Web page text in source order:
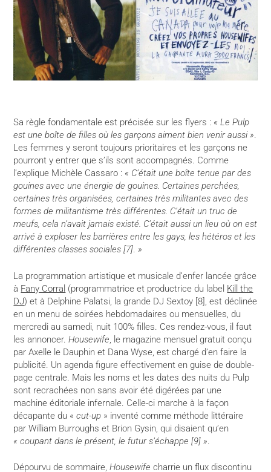
Sa règle fondamentale est précisée sur les flyers : « Le Pulp
est une boîte de filles où les garçons aiment bien venir aussi ».
Les femmes y seront toujours prioritaires et les garçons ne
pourront y entrer que s’ils sont accompagnés. Comme
l’explique Michèle Cassaro : « C’était une boîte tenue par des
gouines avec une énergie de gouines. Certaines perchées,
certaines très organisées, certaines très militantes avec des
formes de militantisme très différentes. C’était un truc de
meufs, cela n’avait jamais existé. C’était aussi un lieu où on est
arrivé à exploser les barrières entre les gays, les hétéros et les
différentes classes sociales [7].»
La programmation artistique et musicale d’enfer lancée grâce
à Fany Corral (programmatrice et productrice du label Kill the
DJ) et à Delphine Palatsi, la grande DJ Sextoy [8], est déclinée
en un menu de soirées hebdomadaires ou mensuelles, du
mercredi au samedi, nuit 100% filles. Ces rendez-vous, il faut
les annoncer.Housewife, le magazine mensuel gratuit conçu
par Axelle le Dauphin et Dana Wyse, est chargé d’en faire la
publicité. Un agenda figure effectivement en guise de double-
page centrale. Mais les noms et les dates des nuits du Pulp
sont recrachées non sans avoir été digérées par une
machine éditoriale infernale. Celle-ci marche à la façon
décapante du «cut-up » inventé comme méthode littéraire
par William Burroughs et Brion Gysin, qui disaient qu’en
« coupant dans le présent, le futur s’échappe [9] ».
Dépourvu de sommaire,Housewife charrie un flux discontinu